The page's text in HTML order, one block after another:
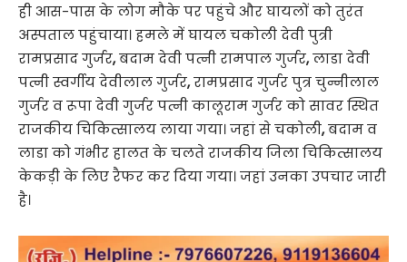
ही आस-पास के लोग मौके पर पहुंचे और घायलों को तुरंत
अस्पताल पहुंचाया। हमले में घायल चकोली देवी पुत्री
रामप्रसाद गुर्जर,बदाम देवी पत्नी रामपाल गुर्जर,लाडा देवी
पत्नी स्वर्गीय देवीलाल गुर्जर,रामप्रसाद गुर्जर पुत्र चुन्नीलाल
गुर्जर व रूपा देवी गुर्जर पत्नी कालूराम गुर्जर को सावर स्थित
राजकीय चिकित्सालय लाया गया। जहां से चकोली,बदाम व
लाडा को गंभीर हालत के चलते राजकीय जिला चिकित्सालय
केकड़ी के लिए रैफर कर दिया गया। जहां उनका उपचार जारी
है।